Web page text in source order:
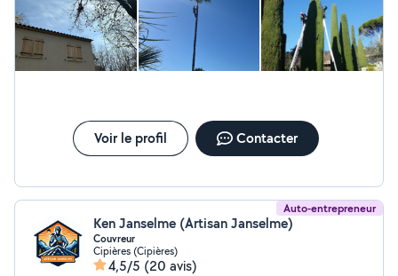
et humain. Pour toute informations complémentaires
n'hésitez pas à me contacter à bientôt.
Voir le profil Contacter
Auto-entrepreneur
Ken Janselme (Artisan Janselme)
Couvreur
Cipières (Cipières)
4,5/5 (20 avis)